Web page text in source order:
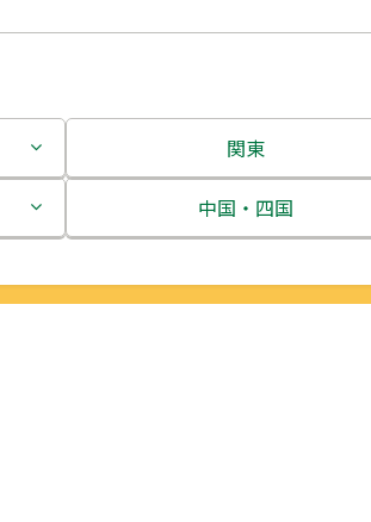
関東
茨城県
中国・四国